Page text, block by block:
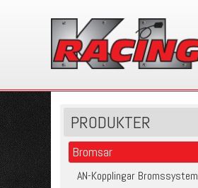
PRODUKTER
Bromsar
AN-Kopplingar Bromssystem